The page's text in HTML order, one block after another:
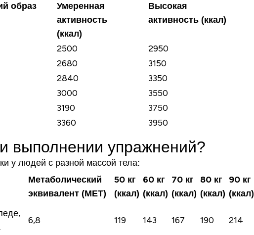
образ
Умеренная
активность
(ккал)
Высокая
активность (ккал)
2500
2950
2680
3150
2840
3350
3000
3550
3190
3750
3360 3950
выполнении упражнений?
у людей с разной массой тела:
Метаболический
эквивалент (МЕТ)
50 кг
(ккал)
60 кг
(ккал)
70 кг
(ккал)
80 кг
(ккал)
90 кг
(ккал)
6,8 119 143 167 190 214